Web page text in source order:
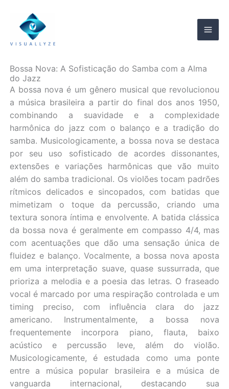
conteúdo
Bossa Nova: A Sofisticação do Samba com a Alma
do Jazz
A bossa nova é um gênero musical que revolucionou
a música brasileira a partir do final dos anos 1950,
combinando a suavidade e a complexidade
harmônica do jazz com o balanço e a tradição do
samba. Musicologicamente, a bossa nova se destaca
por seu uso sofisticado de acordes dissonantes,
extensões e variações harmônicas que vão muito
além do samba tradicional. Os violões tocam padrões
rítmicos delicados e sincopados, com batidas que
mimetizam o toque da percussão, criando uma
textura sonora íntima e envolvente. A batida clássica
da bossa nova é geralmente em compasso 4/4, mas
com acentuações que dão uma sensação única de
fluidez e balanço. Vocalmente, a bossa nova aposta
em uma interpretação suave, quase sussurrada, que
prioriza a melodia e a poesia das letras. O fraseado
vocal é marcado por uma respiração controlada e um
timing preciso, com influência clara do jazz
americano. Instrumentalmente, a bossa nova
frequentemente incorpora piano, flauta, baixo
acústico e percussão leve, além do violão.
Musicologicamente, é estudada como uma ponte
entre a música popular brasileira e a música de
vanguarda internacional, destacando sua